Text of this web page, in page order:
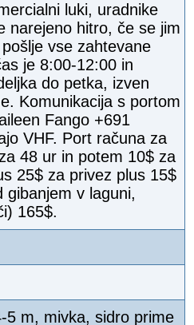
luki, uradnike
narejeno hitro, če se jim
vse zahtevane
je 8:00-12:00 in
do petka, izven
Komunikacija s portom
Fango +691
VHF. Port računa za
48 ur in potem 10$ za
25$ za privez plus 15$
gibanjem v laguni,
165$.
5 m, mivka, sidro prime